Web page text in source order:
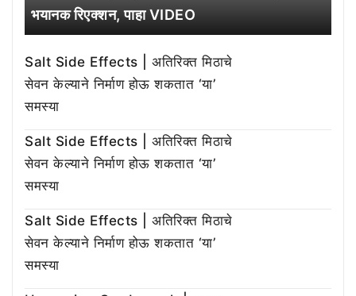
भयानक रिएक्शन, पाहा VIDEO
Salt Side Effects | अतिरिक्त मिठाचे
सेवन केल्याने निर्माण होऊ शकतात ‘या’
समस्या
Salt Side Effects | अतिरिक्त मिठाचे
सेवन केल्याने निर्माण होऊ शकतात ‘या’
समस्या
Salt Side Effects | अतिरिक्त मिठाचे
सेवन केल्याने निर्माण होऊ शकतात ‘या’
समस्या